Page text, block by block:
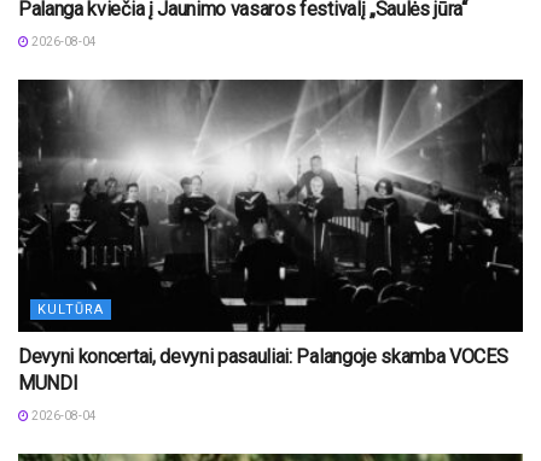
Palanga kviečia į Jaunimo vasaros festivalį „Saulės jūra“
2026-08-04
KULTŪRA
Devyni koncertai, devyni pasauliai: Palangoje skamba VOCES
MUNDI
2026-08-04